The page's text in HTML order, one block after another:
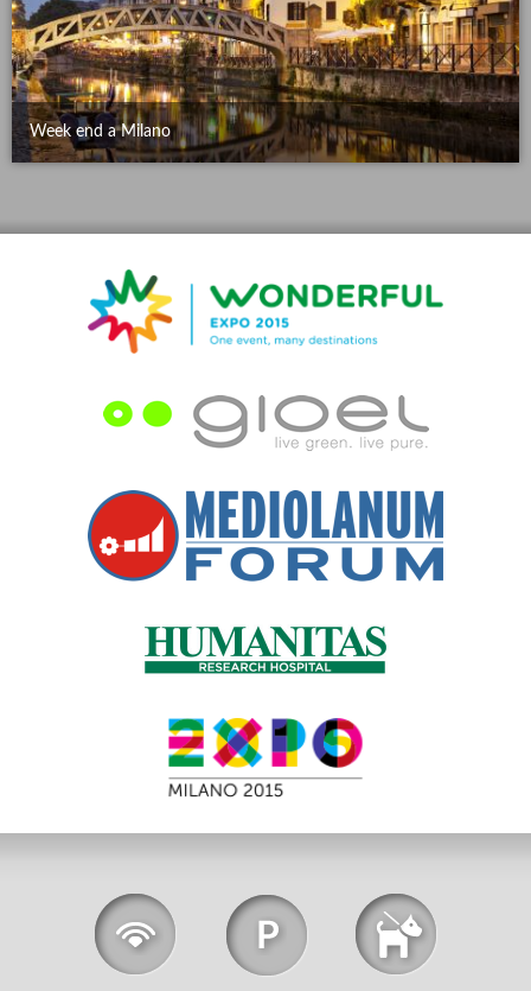
Week end a Milano
Wi-Fi
Gratuito
Parcheggio
Gratuito
Animali
Ammessi